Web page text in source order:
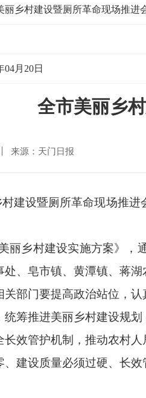
丽乡村建设暨厕所革命现场推进
04月20日
全市美丽乡
来源：天门日报
建设暨厕所革命现场推进
乡村建设实施方案》，通
处、皂市镇、黄潭镇、蒋
门要提高政治站位，认
筹推进美丽乡村建设规
效管护机制，推动农村
建设质量必须过硬、长